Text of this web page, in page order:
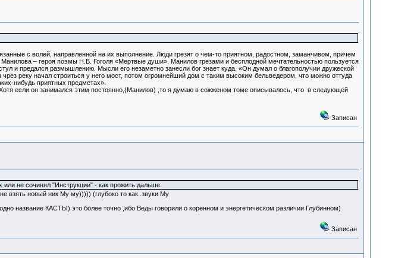
с волей, направленной на их выполнение. Люди грезят о чем-то приятном, радостном, заманчивом, причем
– героя поэмы Н.В. Гоголя «Мертвые души». Манилов грезами и бесплодной мечтательностью пользуется
и предался размышлению. Мысли его незаметно занесли бог знает куда. «Он думал о благополучии дружеской
реку начал строиться у него мост, потом огромнейший дом с таким высоким бельведером, что можно оттуда
нибудь приятных предметах».
если он занимался этим постоянно,(Манилов) ,то я думаю в сожженом томе описывалось, что в следующей
Записан
не сочинял "Инструкции" - как прожить дальше.
взять новый ник Му му))))) (глубоко то как..звуки Му
название КАСТЫ) это более точно ,ибо Веды говорили о коренном и энергетическом различии Глубинном)
Записан